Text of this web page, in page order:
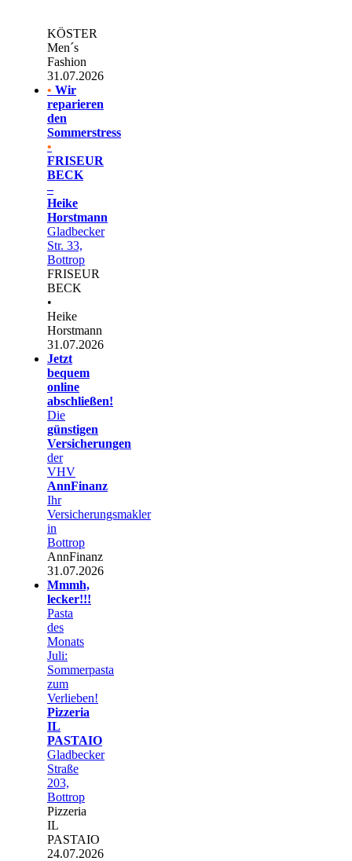
KÖSTER
Men´s
Fashion
31.07.2026
• Wir
reparieren
den
Sommerstress
•
FRISEUR
BECK
–
Heike
Horstmann
Gladbecker
Str. 33,
Bottrop
FRISEUR
BECK
•
Heike
Horstmann
31.07.2026
Jetzt
bequem
online
abschließen!
Die
günstigen
Versicherungen
der
VHV
AnnFinanz
Ihr
Versicherungsmakler
in
Bottrop
AnnFinanz
31.07.2026
Mmmh,
lecker!!!
Pasta
des
Monats
Juli:
Sommerpasta
zum
Verlieben!
Pizzeria
IL
PASTAIO
Gladbecker
Straße
203,
Bottrop
Pizzeria
IL
PASTAIO
24.07.2026